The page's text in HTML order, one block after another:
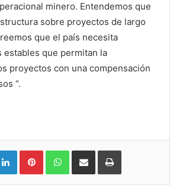
minero. Entendemos que
sobre proyectos de largo
que el país necesita
estables que permitan la
proyectos con una compensación
“.
LinkedIn Pinterest WhatsApp